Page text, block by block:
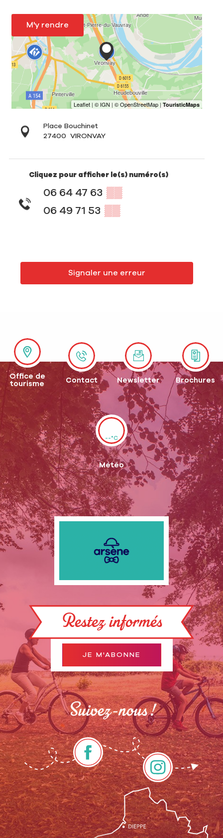
M'y rendre
Place Bouchinet
27400
VIRONVAY
Cliquez pour afficher le(s) numéro(s)
06 64 47 63 ▒▒
06 49 71 53 ▒▒
Signaler une erreur
Office de
tourisme
Contact Newsletter Brochures
--°C
Météo
Restez informés
JE M'ABONNE
Suivez-nous !